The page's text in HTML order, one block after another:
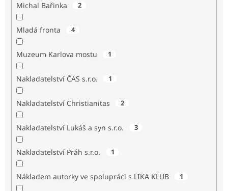
Michal Bařinka 2
Mladá fronta 4
Muzeum Karlova mostu 1
Nakladatelství ČAS s.r.o. 1
Nakladatelství Christianitas 2
Nakladatelství Lukáš a syn s.r.o. 3
Nakladatelství Práh s.r.o. 1
Nákladem autorky ve spolupráci s LIKA KLUB 1